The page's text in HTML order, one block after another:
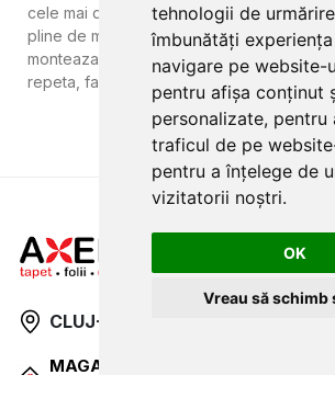
tehnologii de
îmbunătăți
navigare pe website-
pentru afișa conținut
personalizate, pentru
traficul de pe
pentru a înțelege de
vizitatorii noștri.
OK
Vreau să schimb
cele mai dragute elemente pentru a crea
pline de magie si imaginatie. Tapetul este
monteaza usor si rezista timp indelungat.
repeta, facand posibila alaturarea mai
CLUJ-NAPOCA
MAGAZIN ONLINE